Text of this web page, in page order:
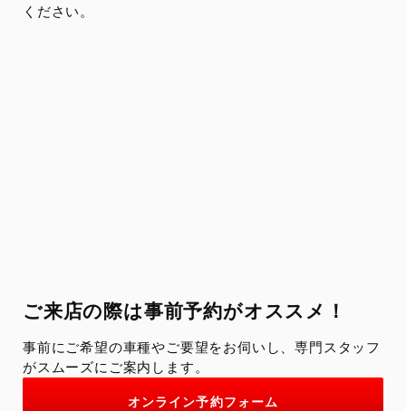
ください。
ご来店の際は事前予約がオススメ！
事前にご希望の車種やご要望をお伺いし、専門スタッフ
がスムーズにご案内します。
オンライン予約フォーム